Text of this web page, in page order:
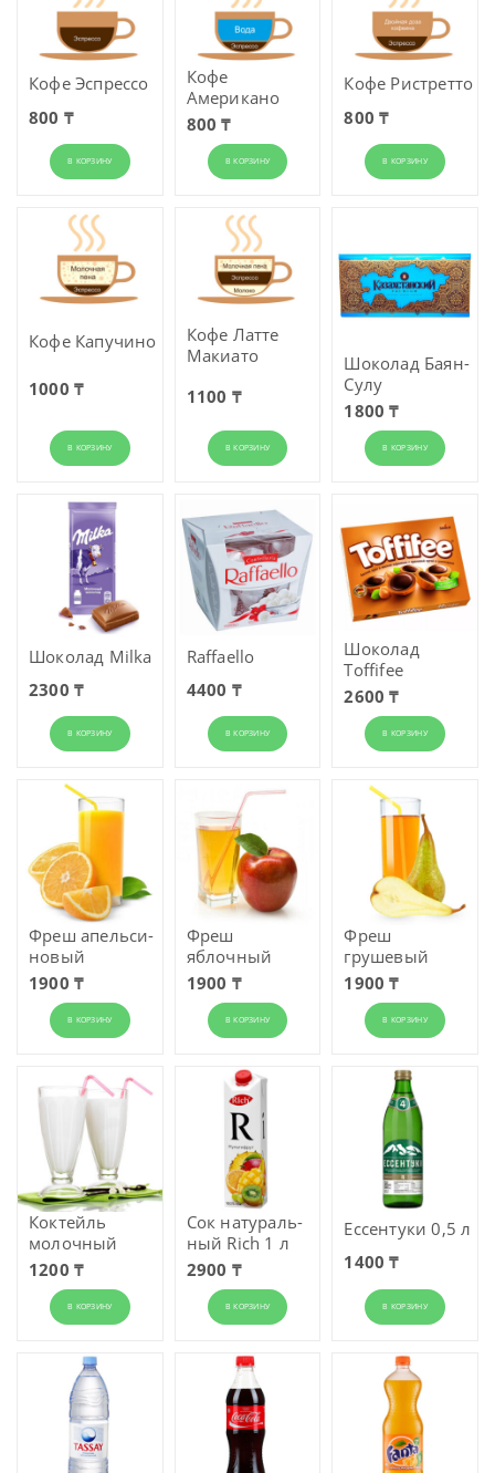
Кофе Эспрессо
800 ₸
В КОРЗИНУ
Кофе
Американо
800 ₸
В КОРЗИНУ
Кофе Ристретто
800 ₸
В КОРЗИНУ
Кофе Капучино
1000 ₸
В КОРЗИНУ
Кофе Латте
Макиато
1100 ₸
В КОРЗИНУ
Шоколад Баян-
Сулу
1800 ₸
В КОРЗИНУ
Шоколад Milka
2300 ₸
В КОРЗИНУ
Raffaello
4400 ₸
В КОРЗИНУ
Шоколад
Toffifee
2600 ₸
В КОРЗИНУ
Фреш апельси­
но­вый
1900 ₸
В КОРЗИНУ
Фреш
яблочный
1900 ₸
В КОРЗИНУ
Фреш
грушевый
1900 ₸
В КОРЗИНУ
Коктейль
молочный
1200 ₸
В КОРЗИНУ
Сок натураль­
ный Rich 1 л
2900 ₸
В КОРЗИНУ
Ессентуки 0,5 л
1400 ₸
В КОРЗИНУ